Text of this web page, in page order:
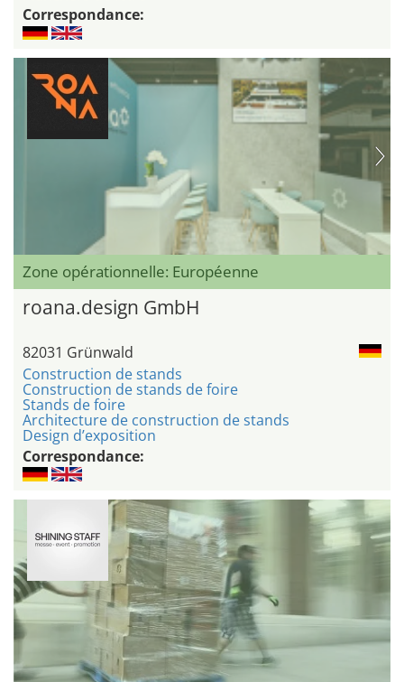
Correspondance:
Zone opérationnelle: Européenne
roana.design GmbH
82031 Grünwald
Construction de stands
Construction de stands de foire
Stands de foire
Architecture de construction de stands
Design d’exposition
Correspondance: